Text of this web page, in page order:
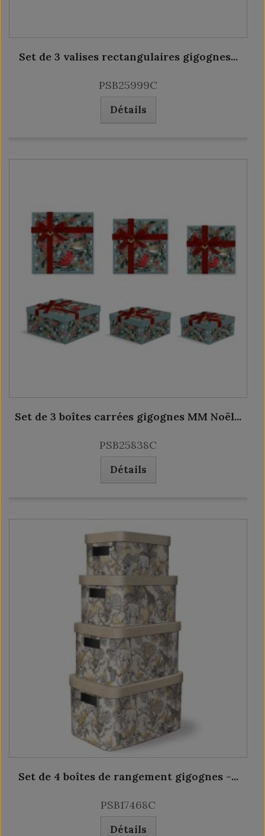
Set de 3 valises rectangulaires gigognes...
PSB25999C
Détails
Set de 3 boîtes carrées gigognes MM Noël...
PSB25838C
Détails
Set de 4 boîtes de rangement gigognes -...
PSB17468C
Détails